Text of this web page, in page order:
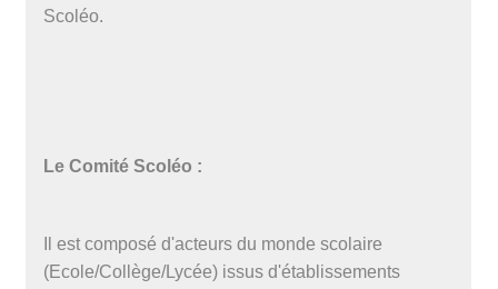
Scoléo.
Le Comité Scoléo :
Il est composé d'acteurs du monde scolaire
(Ecole/Collège/Lycée) issus d'établissements